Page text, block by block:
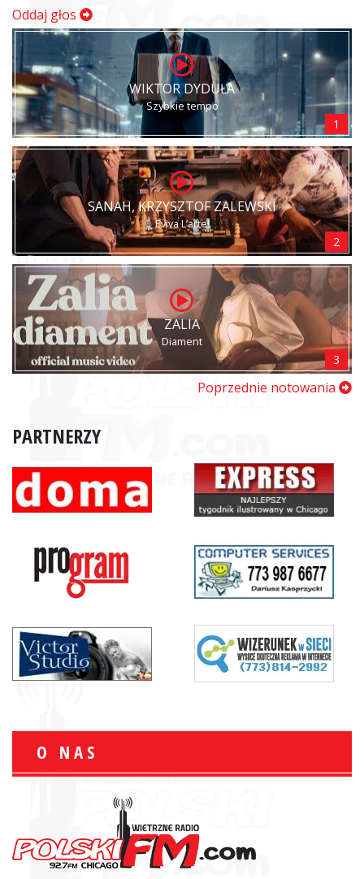
Oddaj głos
WIKTOR DYDUŁA
Szybkie tempo
1
SANAH, KRZYSZTOF ZALEWSKI
Eviva L’arte!
2
ZALIA
Diament
3
Poprzednie notowania
PARTNERZY
O NAS